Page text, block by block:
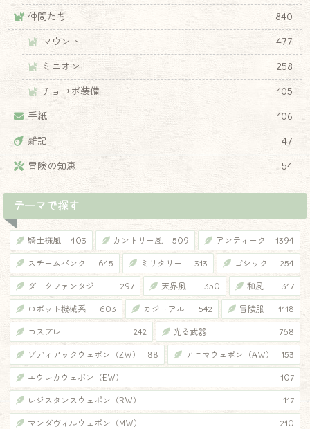
仲間たち
840
マウント
477
ミニオン
258
チョコボ装備
105
手紙
106
雑記
47
冒険の知恵
54
テーマで探す
騎士様風 403 カントリー風 509 アンティーク 1394
スチームパンク 645 ミリタリー 313 ゴシック 254
ダークファンタジー 297 天界風 350 和風 317
ロボット機械系 603 カジュアル 542 冒険服 1118
コスプレ 242 光る武器 768
ゾディアックウェポン（ZW） 88 アニマウェポン（AW） 153
エウレカウェポン（EW） 107
レジスタンスウェポン（RW） 117
マンダヴィルウェポン（MW） 210